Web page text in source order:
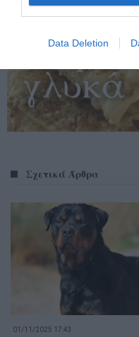
Data Deletion
Σχετικά Άρθρα
01/11/2025 17:43